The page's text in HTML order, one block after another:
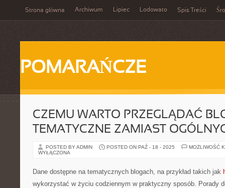
Strona główna Archiwum Lipiec Lodowato Spis Treści
POMARAŃCZE
CZEMU WARTO PRZEGLĄDAĆ
TEMATYCZNE ZAMIAST
POSTED BY ADMIN POSTED ON PAŹ - 18 - 2025
MOŻLIWOŚĆ
WYŁĄCZONA
Dane dostępne na tematycznych blogach, na przykład takich jak
wykorzystać w życiu codziennym w praktyczny sposób. Porady